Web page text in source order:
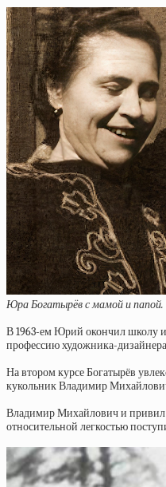
Юра Богатырёв с мамой и папой.
В 1963-ем Юрий окончил школу
профессию художника-
На втором курсе Богатырёв
кукольник Владимир
Владимир Михайлович и привил
относительной легкостью